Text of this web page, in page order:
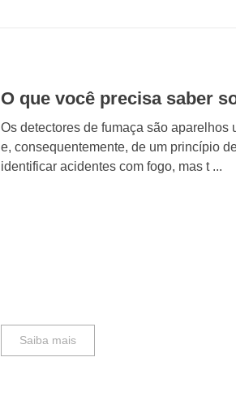
O que você precisa saber
Os detectores de fumaça são
e, consequentemente, de um princípio
identificar acidentes com fogo, mas t ...
Saiba mais